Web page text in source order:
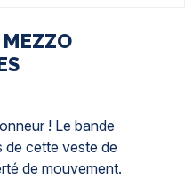
MEZZO
! Le bande
de cette veste de
de mouvement.